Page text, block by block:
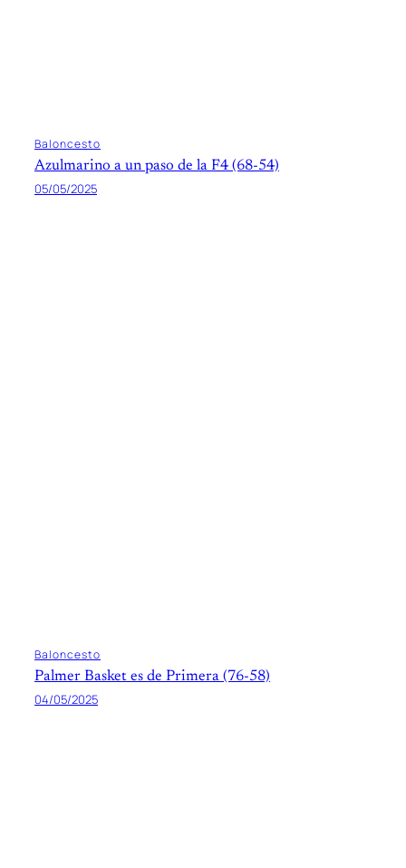
Baloncesto
Azulmarino a un paso de la F4 (68-54)
05/05/2025
Baloncesto
Palmer Basket es de Primera (76-58)
04/05/2025